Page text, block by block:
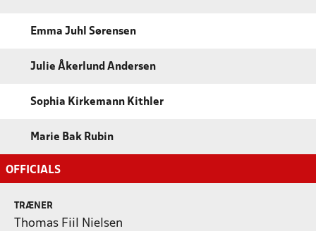
Emma Juhl Sørensen
Julie Åkerlund Andersen
Sophia Kirkemann Kithler
Marie Bak Rubin
OFFICIALS
TRÆNER
Thomas Fiil Nielsen